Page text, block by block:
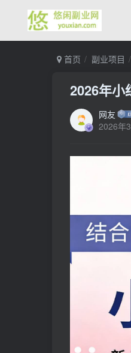
首页 副业项目
2026年小
网友
2026年